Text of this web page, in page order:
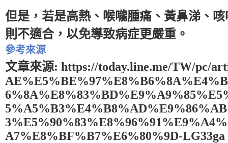
但是，若是高熱、喉嚨腫痛、黃鼻涕、
則不適合，以免導致病症更嚴重。
參考來源
文章來源: https://today.line.me/TW/pc/
A7%E8%BF%B7%E6%80%9D-LG33ga